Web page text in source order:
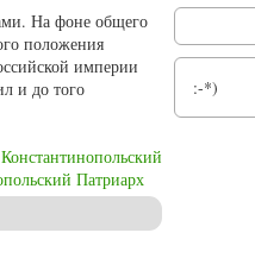
На фоне общего
положения
империи
и до того
Константинопольский
Патриарх
:-*)